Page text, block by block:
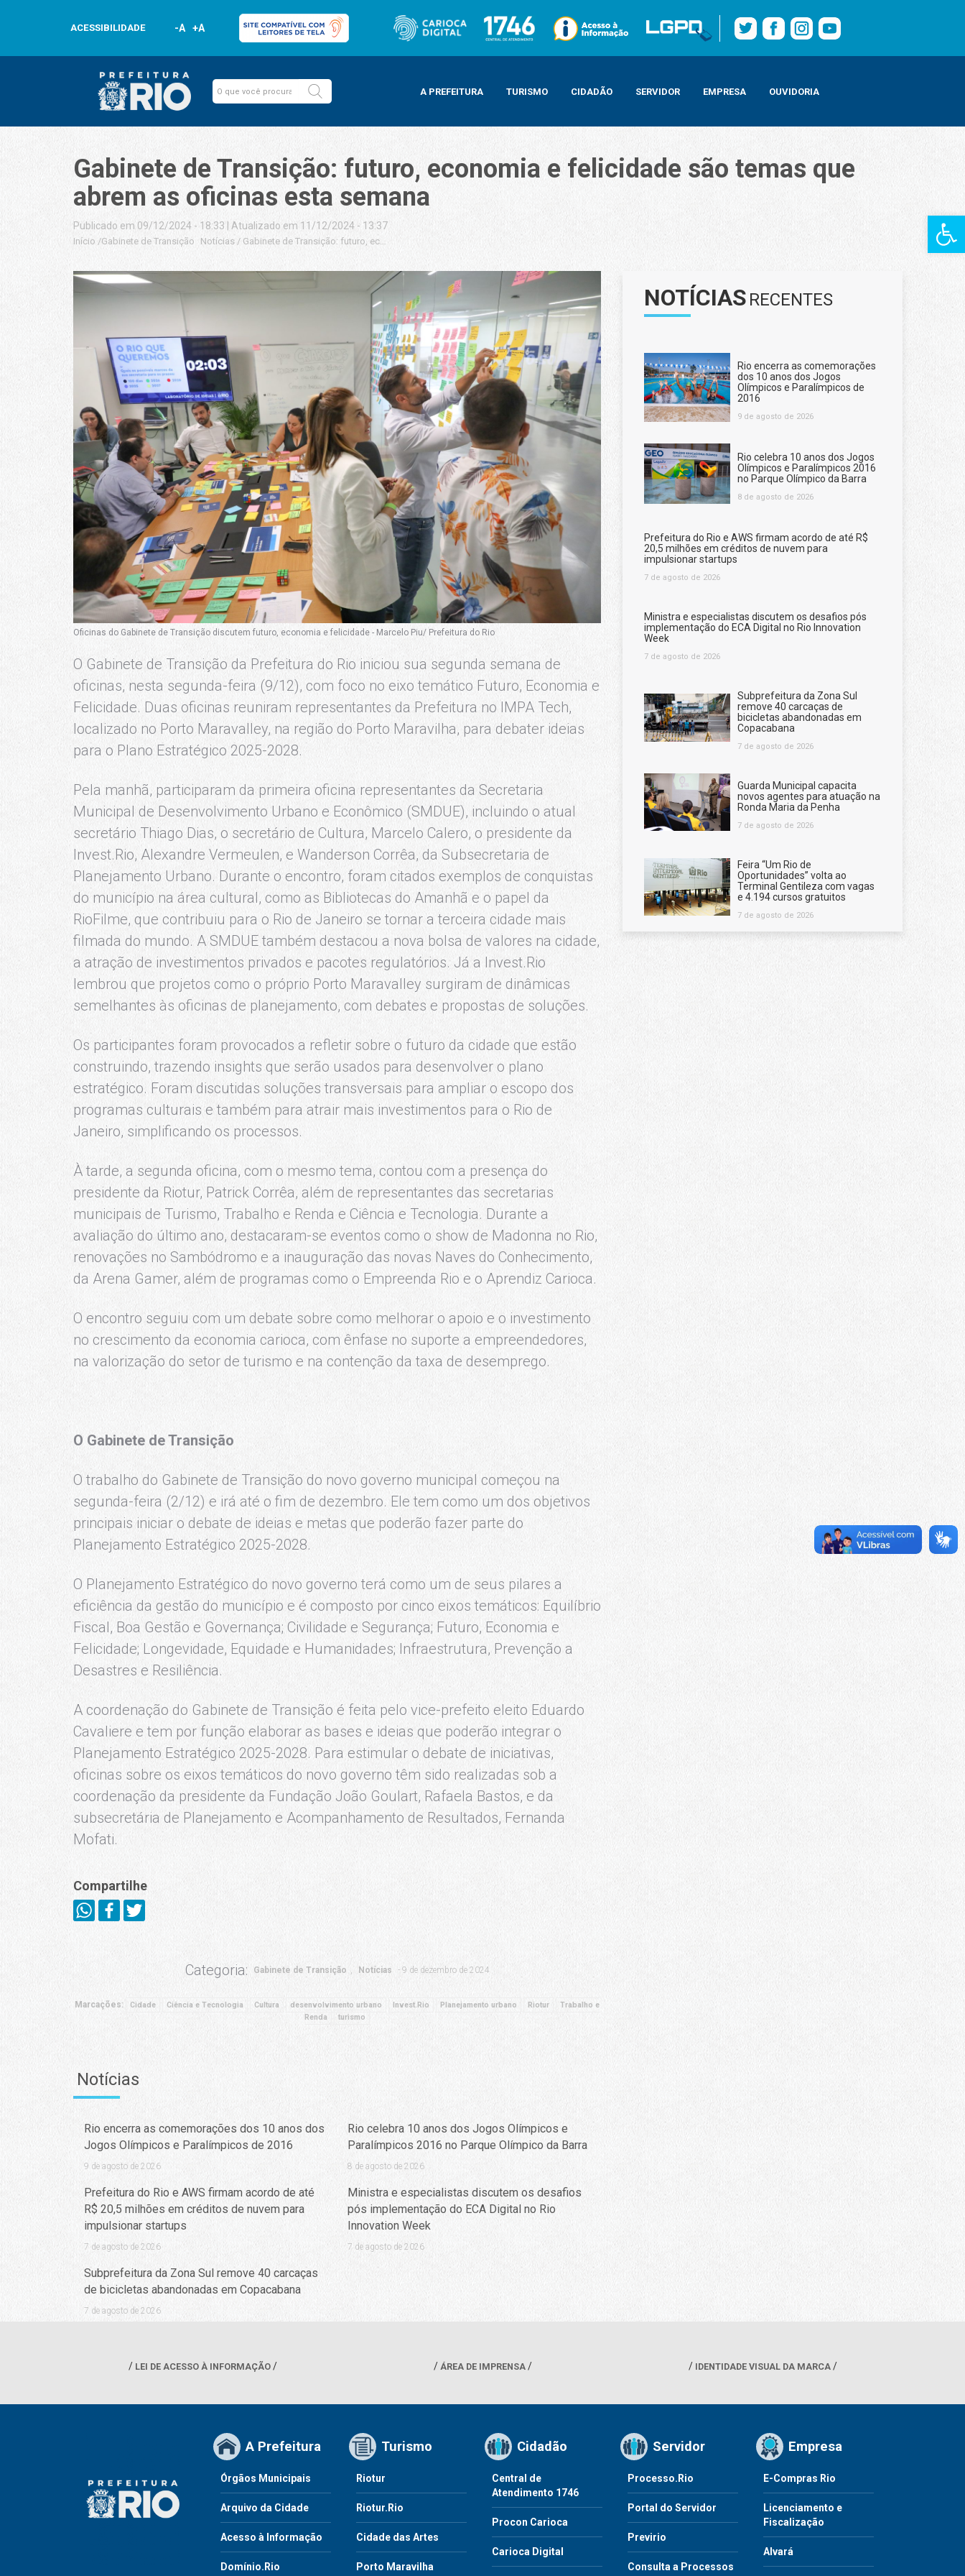
Barra de
ACESSIBILIDADE -A +A
A PREFEITURA TURISMO CIDADÃO SERVIDOR EMPRESA OUVIDORIA
Gabinete de Transição: futuro, economia e felicidade são temas que
abrem as oficinas esta semana
Publicado em 09/12/2024 - 18:33 Atualizado em 11/12/2024 - 13:37
Início /Gabinete de Transição Notícias / Gabinete de Transição: futuro, economia e felicidade são temas que abrem as oficinas esta semana
Oficinas do Gabinete de Transição discutem futuro, economia e felicidade - Marcelo Piu/ Prefeitura do Rio
O Gabinete de Transição da Prefeitura do Rio iniciou sua segunda semana de
oficinas, nesta segunda-feira (9/12), com foco no eixo temático Futuro, Economia e
Felicidade. Duas oficinas reuniram representantes da Prefeitura no IMPA Tech,
localizado no Porto Maravalley, na região do Porto Maravilha, para debater ideias
para o Plano Estratégico 2025-2028.
Pela manhã, participaram da primeira oficina representantes da Secretaria
Municipal de Desenvolvimento Urbano e Econômico (SMDUE), incluindo o atual
secretário Thiago Dias, o secretário de Cultura, Marcelo Calero, o presidente da
Invest.Rio, Alexandre Vermeulen, e Wanderson Corrêa, da Subsecretaria de
Planejamento Urbano. Durante o encontro, foram citados exemplos de conquistas
do município na área cultural, como as Bibliotecas do Amanhã e o papel da
RioFilme, que contribuiu para o Rio de Janeiro se tornar a terceira cidade mais
filmada do mundo. A SMDUE também destacou a nova bolsa de valores na cidade,
a atração de investimentos privados e pacotes regulatórios. Já a Invest.Rio
lembrou que projetos como o próprio Porto Maravalley surgiram de dinâmicas
semelhantes às oficinas de planejamento, com debates e propostas de soluções.
Os participantes foram provocados a refletir sobre o futuro da cidade que estão
construindo, trazendo insights que serão usados para desenvolver o plano
estratégico. Foram discutidas soluções transversais para ampliar o escopo dos
programas culturais e também para atrair mais investimentos para o Rio de
Janeiro, simplificando os processos.
À tarde, a segunda oficina, com o mesmo tema, contou com a presença do
presidente da Riotur, Patrick Corrêa, além de representantes das secretarias
municipais de Turismo, Trabalho e Renda e Ciência e Tecnologia. Durante a
avaliação do último ano, destacaram-se eventos como o show de Madonna no Rio,
renovações no Sambódromo e a inauguração das novas Naves do Conhecimento,
da Arena Gamer, além de programas como o Empreenda Rio e o Aprendiz Carioca.
O encontro seguiu com um debate sobre como melhorar o apoio e o investimento
no crescimento da economia carioca, com ênfase no suporte a empreendedores,
na valorização do setor de turismo e na contenção da taxa de desemprego.
O Gabinete de Transição
O trabalho do Gabinete de Transição do novo governo municipal começou na
segunda-feira (2/12) e irá até o fim de dezembro. Ele tem como um dos objetivos
principais iniciar o debate de ideias e metas que poderão fazer parte do
Planejamento Estratégico 2025-2028.
O Planejamento Estratégico do novo governo terá como um de seus pilares a
eficiência da gestão do município e é composto por cinco eixos temáticos: Equilíbrio
Fiscal, Boa Gestão e Governança; Civilidade e Segurança; Futuro, Economia e
Felicidade; Longevidade, Equidade e Humanidades; Infraestrutura, Prevenção a
Desastres e Resiliência.
A coordenação do Gabinete de Transição é feita pelo vice-prefeito eleito Eduardo
Cavaliere e tem por função elaborar as bases e ideias que poderão integrar o
Planejamento Estratégico 2025-2028. Para estimular o debate de iniciativas,
oficinas sobre os eixos temáticos do novo governo têm sido realizadas sob a
coordenação da presidente da Fundação João Goulart, Rafaela Bastos, e da
subsecretária de Planejamento e Acompanhamento de Resultados, Fernanda
Mofati.
Compartilhe
Categoria: Gabinete de Transição Notícias 9 de dezembro de 2024
Marcações: Cidade Ciência e Tecnologia Cultura desenvolvimento urbano Invest.Rio Planejamento urbano Riotur
Trabalho e
Renda
turismo
Notícias
Rio encerra as comemorações dos 10 anos dos
Jogos Olímpicos e Paralímpicos de 2016
9 de agosto de 2026
Rio celebra 10 anos dos Jogos Olímpicos e
Paralímpicos 2016 no Parque Olímpico da Barra
8 de agosto de 2026
Prefeitura do Rio e AWS firmam acordo de até
R$ 20,5 milhões em créditos de nuvem para
impulsionar startups
7 de agosto de 2026
Ministra e especialistas discutem os desafios
pós implementação do ECA Digital no Rio
Innovation Week
7 de agosto de 2026
Subprefeitura da Zona Sul remove 40 carcaças
de bicicletas abandonadas em Copacabana
7 de agosto de 2026
NOTÍCIAS RECENTES
Rio encerra as comemorações
dos 10 anos dos Jogos
Olímpicos e Paralímpicos de
2016
9 de agosto de 2026
Rio celebra 10 anos dos Jogos
Olímpicos e Paralímpicos 2016
no Parque Olímpico da Barra
8 de agosto de 2026
Prefeitura do Rio e AWS firmam acordo de até R$
20,5 milhões em créditos de nuvem para
impulsionar startups
7 de agosto de 2026
Ministra e especialistas discutem os desafios pós
implementação do ECA Digital no Rio Innovation
Week
7 de agosto de 2026
Subprefeitura da Zona Sul
remove 40 carcaças de
bicicletas abandonadas em
Copacabana
7 de agosto de 2026
Guarda Municipal capacita
novos agentes para atuação na
Ronda Maria da Penha
7 de agosto de 2026
Feira “Um Rio de
Oportunidades” volta ao
Terminal Gentileza com vagas
e 4.194 cursos gratuitos
7 de agosto de 2026
LEI DE ACESSO À INFORMAÇÃO ÁREA DE IMPRENSA IDENTIDADE VISUAL DA MARCA
A Prefeitura
Órgãos Municipais
Arquivo da Cidade
Acesso à Informação
Domínio.Rio
Turismo
Riotur
Riotur.Rio
Cidade das Artes
Porto Maravilha
Cidadão
Central de
Atendimento 1746
Procon Carioca
Carioca Digital
Servidor
Processo.Rio
Portal do Servidor
Previrio
Consulta a Processos
Empresa
E-Compras Rio
Licenciamento e
Fiscalização
Alvará